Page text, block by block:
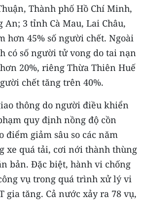
Thành phố Hồ Chí Minh,
An; 3 tỉnh Cà Mau, Lai Châu,
hơn 45% số người chết. Ngoài
có số người tử vong do tai nạn
20%, riêng Thừa Thiên Huế
chết tăng trên 40%.
thông do người điều khiển
quy định nồng độ cồn
điểm giảm sâu so các năm
xe quá tải, cơi nới thành thùng
bản. Đặc biệt, hành vi chống
vụ trong quá trình xử lý vi
gia tăng. Cả nước xảy ra 78 vụ,